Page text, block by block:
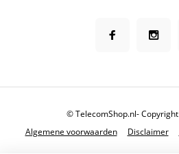
Algemene voorwaarden Disclaimer
© TelecomShop.nl- Copyright